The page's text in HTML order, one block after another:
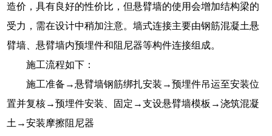
造价，具有良好的性价比，但悬臂墙的使用会增加结构梁的
受力，需在设计中稍加注意。墙式连接主要由钢筋混凝土悬
臂墙、悬臂墙内预埋件和阻尼器等构件连接组成。
施工流程如下：
施工准备→悬臂墙钢筋绑扎安装→预埋件吊运至安装位
置并复核→预埋件安装、固定→支设悬臂墙模板→浇筑混凝
土→安装摩擦阻尼器